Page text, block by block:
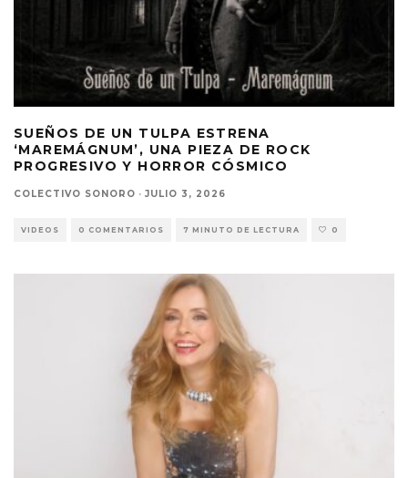
SUEÑOS DE UN TULPA ESTRENA
‘MAREMÁGNUM’, UNA PIEZA DE ROCK
PROGRESIVO Y HORROR CÓSMICO
COLECTIVO SONORO · JULIO 3, 2026
VIDEOS 0 COMENTARIOS 7 MINUTO DE LECTURA 0